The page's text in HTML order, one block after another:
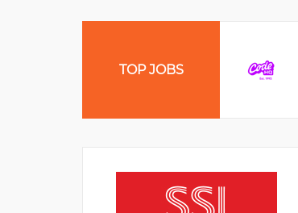
TOP JOBS
Rakuten Fintech Vietnam